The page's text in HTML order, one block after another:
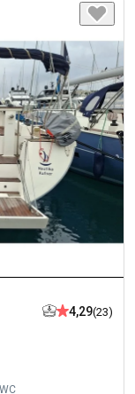
4,29(23)
WC